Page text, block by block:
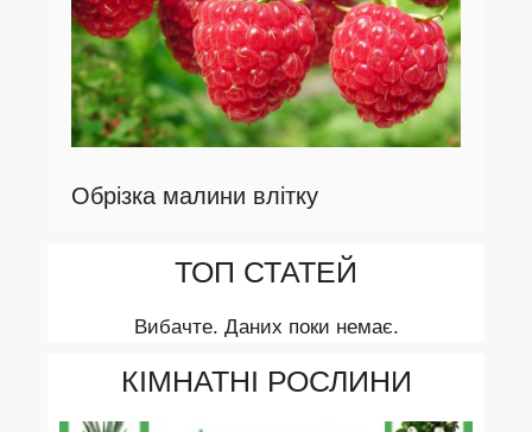
Обрізка малини влітку
ТОП СТАТЕЙ
Вибачте. Даних поки немає.
КІМНАТНІ РОСЛИНИ